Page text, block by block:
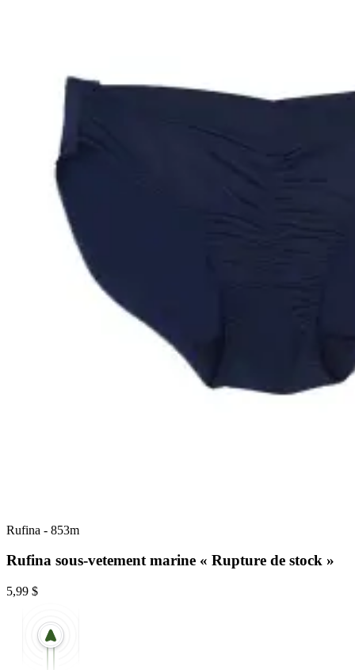
Rufina - 853m
Rufina sous-vetement marine « Rupture de stock »
5,99 $